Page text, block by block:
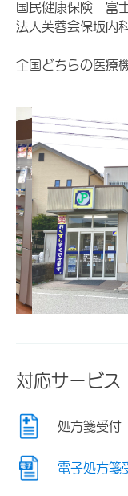
国民健康保険 富
法人芙蓉会保坂内
全国どちらの医療
対応サービス
処方箋受付
電子処方箋